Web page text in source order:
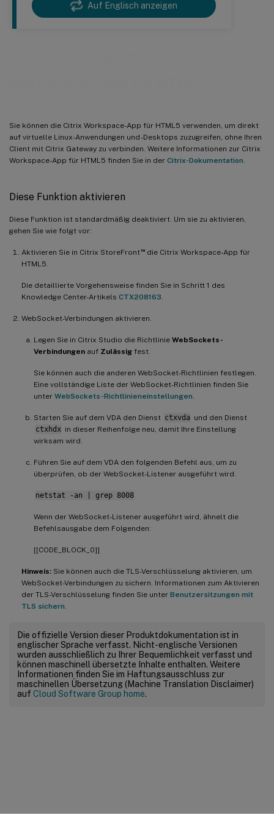
Auf Englisch anzeigen
Sie können die Citrix Workspace-App für HTML5 verwenden, um direkt
auf virtuelle Linux-Anwendungen und -Desktops zuzugreifen, ohne Ihren
Client mit Citrix Gateway zu verbinden. Weitere Informationen zur Citrix
Workspace-App für HTML5 finden Sie in der Citrix-Dokumentation
Diese Funktion aktivieren
Diese Funktion ist standardmäßig deaktiviert. Um sie zu aktivieren,
gehen Sie wie folgt vor:
Aktivieren Sie in Citrix StoreFront™die Citrix Workspace-App für
HTML5.
Die detaillierte Vorgehensweise finden Sie in Schritt 1 des
Knowledge Center-Artikels CTX208163
WebSocket-Verbindungen aktivieren.
Legen Sie in Citrix Studio die Richtlinie WebSockets-
Verbindungen auf Zulässig fest.
Sie können auch die anderen WebSocket-Richtlinien festlegen.
Eine vollständige Liste der WebSocket-Richtlinien finden Sie
unter WebSockets-Richtlinieneinstellungen
Starten Sie auf dem VDA den Dienst ctxvda und den Dienst
ctxhdx in dieser Reihenfolge neu, damit Ihre Einstellung
wirksam wird.
Führen Sie auf dem VDA den folgenden Befehl aus, um zu
überprüfen, ob der WebSocket-Listener ausgeführt wird.
netstat -an | grep 8008
Wenn der WebSocket-Listener ausgeführt wird, ähnelt die
Befehlsausgabe dem Folgenden:
[[CODE_BLOCK_0]]
Hinweis: Sie können auch die TLS-Verschlüsselung aktivieren, um
WebSocket-Verbindungen zu sichern. Informationen zum Aktivieren
der TLS-Verschlüsselung finden Sie unter Benutzersitzungen mit
TLS sichern
Die offizielle Version dieser Produktdokumentation ist in
englischer Sprache verfasst. Nicht-englische Versionen
wurden ausschließlich zu Ihrer Bequemlichkeit verfasst und
können maschinell übersetzte Inhalte enthalten. Weitere
Informationen finden Sie im Haftungsausschluss zur
maschinellen Übersetzung (Machine Translation Disclaimer)
auf Cloud Software Group home.